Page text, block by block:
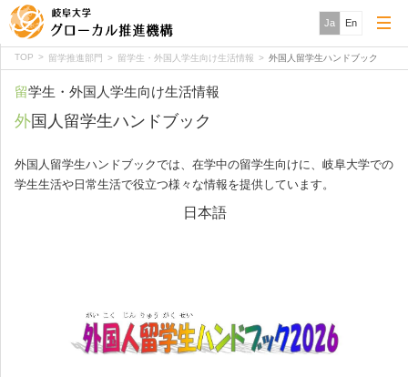
Ja En
TOP 留学推進部門 留学生・外国人学生向け生活情報 外国人留学生ハンドブック
留学生・外国人学生向け生活情報
外国人留学生ハンドブック
外国人留学生ハンドブックでは、在学中の留学生向けに、岐阜大学での
学生生活や日常生活で役立つ様々な情報を提供しています。
日本語